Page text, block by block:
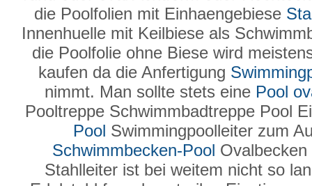
die Poolfolien mit Einhaengebiese
Innenhuelle mit Keilbiese als
die Poolfolie ohne Biese wird
kaufen da die Anfertigung
nimmt. Man sollte stets eine Pool
Pooltreppe Schwimmbadtreppe Pool
Pool Swimmingpoolleiter zum
Schwimmbecken-Pool
Stahlleiter ist bei weitem nicht so